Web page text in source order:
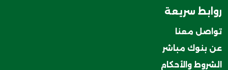
روابط سريعة
تواصل معنا
عن بنوك مباشر
الشروط والأحكام